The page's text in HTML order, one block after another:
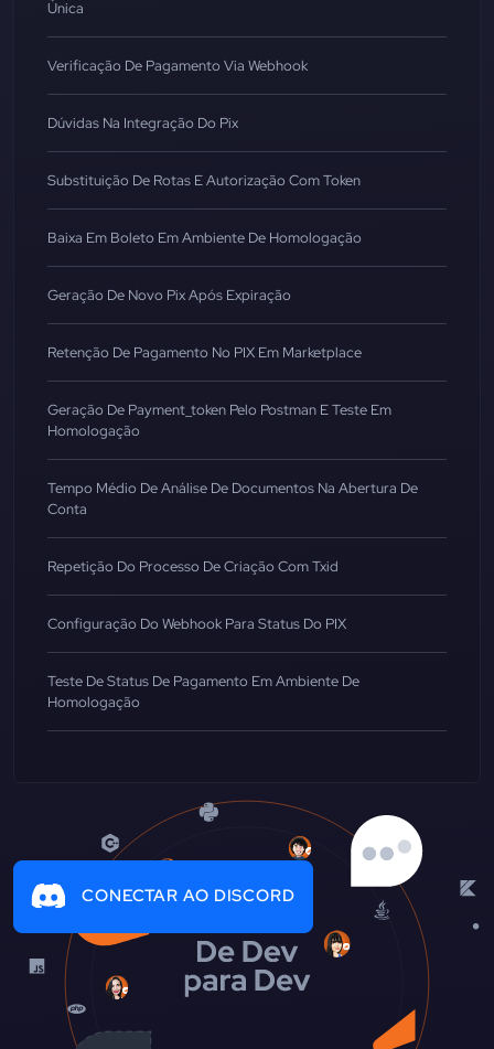
Única
Verificação De Pagamento Via Webhook
Dúvidas Na Integração Do Pix
Substituição De Rotas E Autorização Com Token
Baixa Em Boleto Em Ambiente De Homologação
Geração De Novo Pix Após Expiração
Retenção De Pagamento No PIX Em Marketplace
Geração De Payment_token Pelo Postman E Teste Em
Homologação
Tempo Médio De Análise De Documentos Na Abertura De
Conta
Repetição Do Processo De Criação Com Txid
Configuração Do Webhook Para Status Do PIX
Teste De Status De Pagamento Em Ambiente De
Homologação
CONECTAR AO DISCORD